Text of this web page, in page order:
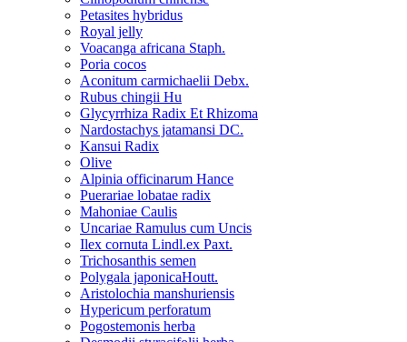
Petasites hybridus
Royal jelly
Voacanga africana Staph.
Poria cocos
Aconitum carmichaelii Debx.
Rubus chingii Hu
Glycyrrhiza Radix Et Rhizoma
Nardostachys jatamansi DC.
Kansui Radix
Olive
Alpinia officinarum Hance
Puerariae lobatae radix
Mahoniae Caulis
Uncariae Ramulus cum Uncis
Ilex cornuta Lindl.ex Paxt.
Trichosanthis semen
Polygala japonicaHoutt.
Aristolochia manshuriensis
Hypericum perforatum
Pogostemonis herba